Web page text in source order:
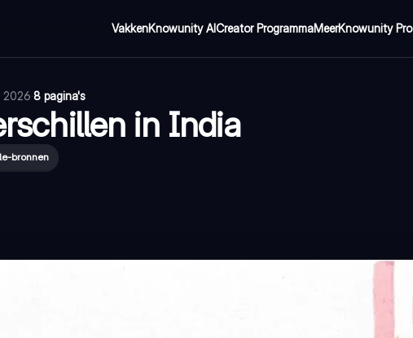
VakkenKnowunity AICreator ProgrammaMeerKnowunity Pro
2026·8 pagina's
in India
bronnen